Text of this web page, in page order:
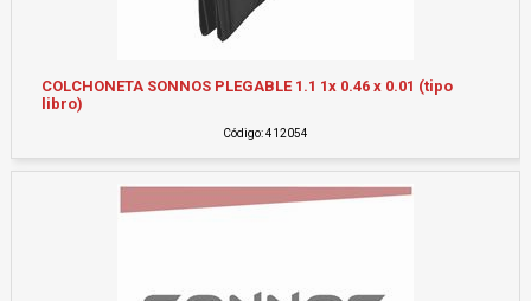
COLCHONETA SONNOS PLEGABLE 1.1 1x 0.46 x 0.01 (tipo
libro)
Código: 412054